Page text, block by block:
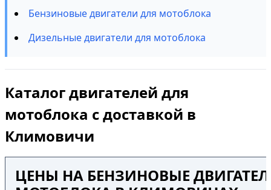
Бензиновые двигатели для мотоблока
Дизельные двигатели для мотоблока
Каталог двигателей для
мотоблока с доставкой в
Климовичи
ЦЕНЫ НА БЕНЗИНОВЫЕ